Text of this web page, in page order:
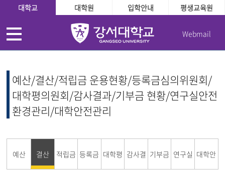
대학교 대학원 입학안내 평생교육원
Webmail
예산/결산/적립금 운용현황/등록금심의위원회/
대학평의원회/감사결과/기부금 현황/연구실안전
환경관리/대학안전관리
예산 결산 적립금 등록금 대학평 감사결 기부금 연구실 대학안